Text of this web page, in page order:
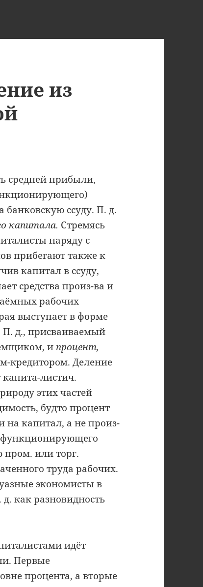
из
прибыли,
банковскую ссуду. П. д.
капитала. Стремясь
наряду с
прибегают также к
капитал в ссуду,
средства произ-ва и
рабочих
выступает в форме
П. д., присваиваемый
и процент,
кредитором. Деление
листич.
этих частей
будто процент
на капитал, а не произ-
функционирующего
пром. или торг.
труда рабочих.
экономисты в
как разновидность
идёт
Первые
процента, а вторые